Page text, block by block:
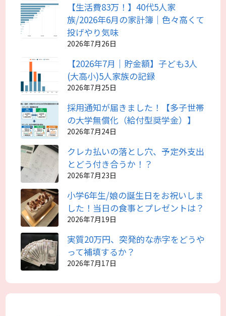
【生活費83万！】40代5人家
族/2026年6月の家計簿｜色々高くて
投げやり気味
2026年7月26日
【2026年7月｜貯金額】子ども3人
(大高小)5人家族の記録
2026年7月25日
採用通知が届きました！【多子世帯
の大学無償化（給付型奨学金）】
2026年7月24日
クレカ払いの落とし穴、予定外支出
とどう付き合うか！？
2026年7月23日
小学6年生/娘の誕生日をお祝いしま
した！当日の食事とプレゼントは？
2026年7月19日
実質20万円、突発的な赤字をどうや
って補填するか？
2026年7月17日